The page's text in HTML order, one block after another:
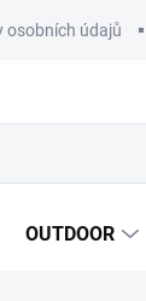
osobních údajů
OUTDOOR